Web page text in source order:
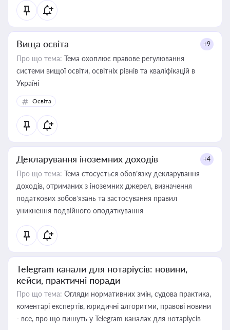
Вища освіта +9
Про що тема: Тема охоплює правове регулювання
системи вищої освіти, освітніх рівнів та кваліфікацій в
Україні
Освіта
Декларування іноземних доходів +4
Про що тема: Тема стосується обов’язку декларування
доходів, отриманих з іноземних джерел, визначення
податкових зобов’язань та застосування правил
уникнення подвійного оподаткування
Telegram канали для нотаріусів: новини,
кейси, практичні поради
Про що тема: Огляди нормативних змін, судова практика,
коментарі експертів, юридичні алгоритми, правові новини
- все, про що пишуть у Telegram каналах для нотаріусів